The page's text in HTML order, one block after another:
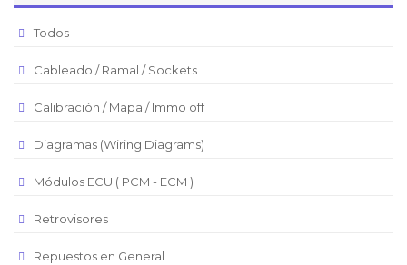
Euro
Real Brasilero
Todos
Cableado / Ramal / Sockets
Calibración / Mapa / Immo off
Diagramas (Wiring Diagrams)
Módulos ECU ( PCM - ECM )
Retrovisores
Repuestos en General